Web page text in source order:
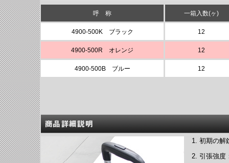
呼 称 一箱入数(ヶ)
4900-500K ブラック 12
4900-500R オレンジ 12
4900-500B ブルー 12
初期の解
引張強度